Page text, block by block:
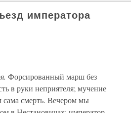
императора
Форсированный марш без
в руки неприятеля; мучение
сама смерть. Вечером мы